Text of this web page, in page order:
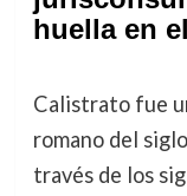
huella en
Calistrato fue
romano del
través de los